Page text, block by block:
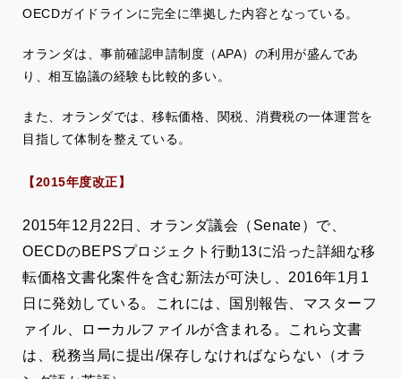
OECDガイドラインに完全に準拠した内容となっている。
オランダは、事前確認申請制度（APA）の利用が盛んであ
り、相互協議の経験も比較的多い。
また、オランダでは、移転価格、関税、消費税の一体運営を
目指して体制を整えている。
【 2015年度改正】
2015年12月22日、オランダ議会（Senate）で、
OECDのBEPSプロジェクト行動13に沿った詳細な移
転価格文書化案件を含む新法が可決し、2016年1月1
日に発効している。これには、国別報告、マスターフ
ァイル、ローカルファイルが含まれる。これら文書
は、税務当局に提出/保存しなければならない（オラ